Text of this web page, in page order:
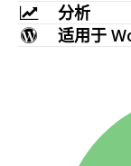
关键词创意（
相关关键词
关键词分布检测
HTTP 请求检测
最多被链接页面
失效反链
AI 文章生成器
AI 去人机痕迹
分析
关键词排名检测
SERP 检测工具
适用于
多 WordPress